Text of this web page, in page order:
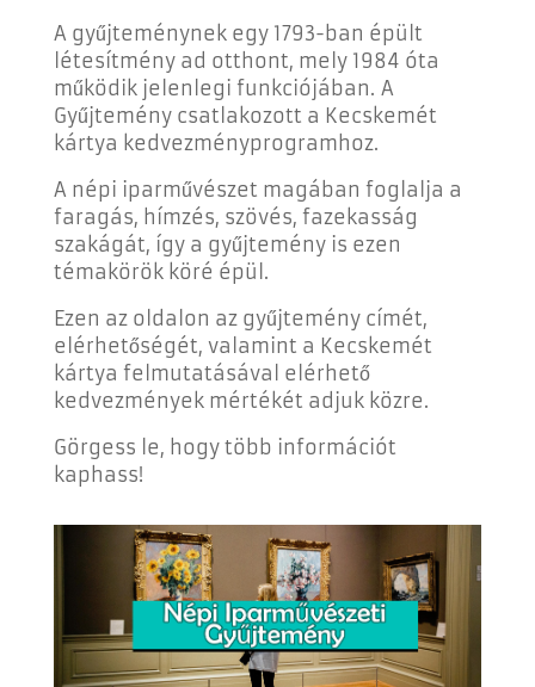
A gyűjteménynek egy 1793-ban épült
létesítmény ad otthont, mely 1984 óta
működik jelenlegi funkciójában. A
Gyűjtemény csatlakozott a Kecskemét
kártya kedvezményprogramhoz.
A népi iparművészet magában foglalja a
faragás, hímzés, szövés, fazekasság
szakágát, így a gyűjtemény is ezen
témakörök köré épül.
Ezen az oldalon az gyűjtemény címét,
elérhetőségét, valamint a Kecskemét
kártya felmutatásával elérhető
kedvezmények mértékét adjuk közre.
Görgess le, hogy több információt
kaphass!